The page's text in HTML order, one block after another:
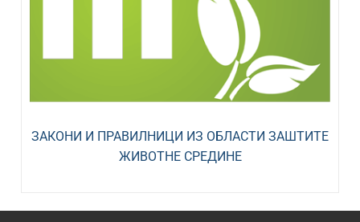
ЗАКОНИ И ПРАВИЛНИЦИ ИЗ ОБЛАСТИ ЗАШТИТЕ
ЖИВОТНЕ СРЕДИНЕ